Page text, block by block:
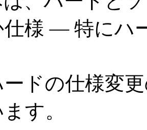
仕様 ― 特にハ
ドの仕様変
す。